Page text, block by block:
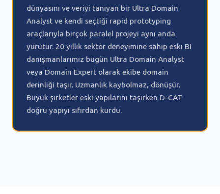
dünyasını ve veriyi tanıyan bir Ultra Domain
Analyst ve kendi seçtiği rapid prototyping
araçlarıyla birçok paralel projeyi aynı anda
yürütür. 20 yıllık sektör deneyimine sahip eski BI
danışmanlarımız bugün Ultra Domain Analyst
veya Domain Expert olarak ekibe domain
derinliği taşır. Uzmanlık kaybolmaz, dönüşür.
Büyük şirketler eski yapılarını taşırken D-CAT
doğru yapıyı sıfırdan kurdu.